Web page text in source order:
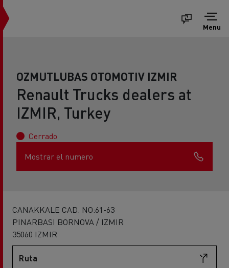
Menu
OZMUTLUBAS OTOMOTIV IZMIR
Renault Trucks dealers at
IZMIR, Turkey
Cerrado
Mostrar el numero
CANAKKALE CAD. NO:61-63
PINARBASI BORNOVA / IZMIR
35060 IZMIR
Ruta